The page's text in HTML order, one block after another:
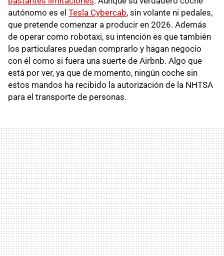
autónomo es el Tesla Cybercab, sin volante ni pedales,
que pretende comenzar a producir en 2026. Además
de operar como robotaxi, su intención es que también
los particulares puedan comprarlo y hagan negocio
con él como si fuera una suerte de Airbnb. Algo que
está por ver, ya que de momento, ningún coche sin
estos mandos ha recibido la autorización de la NHTSA
para el transporte de personas.